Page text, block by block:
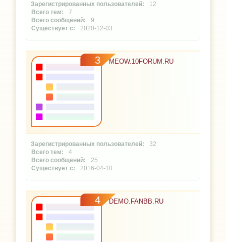
12
7
9
2020-12-03
3 MEOW.10FORUM.RU
32
4
25
2016-04-10
4 DEMO.FANBB.RU